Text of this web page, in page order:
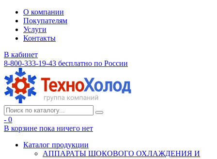
О компании
Покупателям
Услуги
Контакты
В кабинет
8-800-333-19-43 бесплатно по России
- 0
В корзине пока ничего нет
Каталог продукции
АППАРАТЫ ШОКОВОГО ОХЛАЖДЕНИЯ И